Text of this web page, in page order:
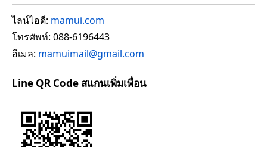
ไลน์ไอดี: mamui.com
โทรศัพท์: 088-6196443
อีเมล: mamuimail@gmail.com
Line QR Code สแกนเพิ่มเพื่อน